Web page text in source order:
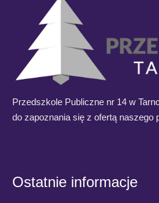
Przedszkole Publiczne nr 14 w
do zapoznania się z ofertą naszego
Ostatnie informacje